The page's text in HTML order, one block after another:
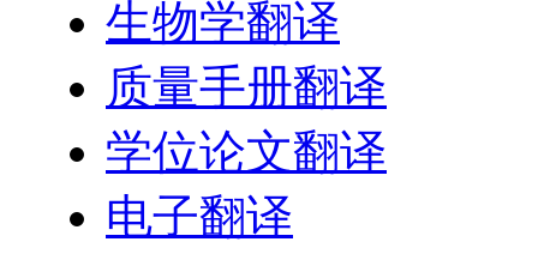
生物学翻译
质量手册翻译
学位论文翻译
电子翻译